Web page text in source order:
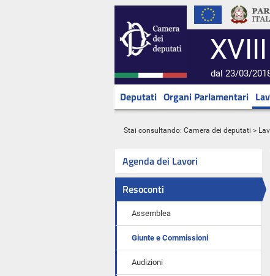
dal 23/03/
Deputati Organi Parlamentari
Stai consultando: Camera dei deputati >
Agenda dei Lavori
Resoconti
Assemblea
Giunte e Commissioni
Audizioni